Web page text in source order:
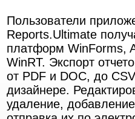
Пользователи
Reports.Ultimate
платформ WinForms,
WinRT. Экспорт
от PDF и DOC, до
дизайнере.
удаление,